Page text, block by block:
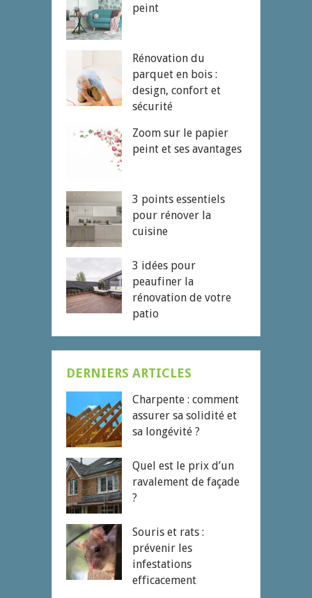
peint
Rénovation du
parquet en bois :
design, confort et
sécurité
Zoom sur le papier
peint et ses avantages
3 points essentiels
pour rénover la
cuisine
3 idées pour
peaufiner la
rénovation de votre
patio
DERNIERS ARTICLES
Charpente : comment
assurer sa solidité et
sa longévité ?
Quel est le prix d’un
ravalement de façade
?
Souris et rats :
prévenir les
infestations
efficacement